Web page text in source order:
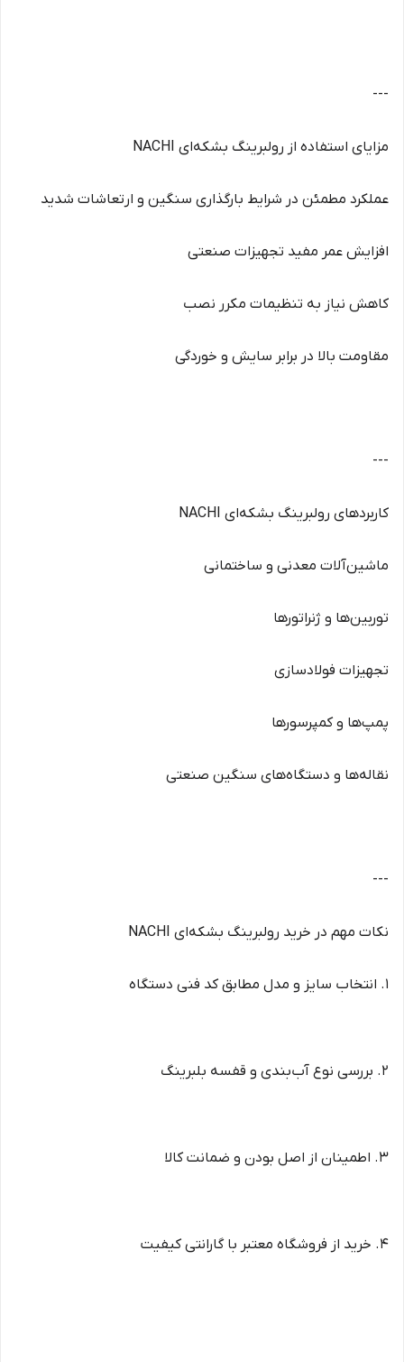
---
مزایای استفاده از رولبرینگ بشکه‌ای NACHI
عملکرد مطمئن در شرایط بارگذاری سنگین و ارتعاشات شدید
افزایش عمر مفید تجهیزات صنعتی
کاهش نیاز به تنظیمات مکرر نصب
مقاومت بالا در برابر سایش و خوردگی
---
کاربردهای رولبرینگ بشکه‌ای NACHI
ماشین‌آلات معدنی و ساختمانی
توربین‌ها و ژنراتورها
تجهیزات فولادسازی
پمپ‌ها و کمپرسورها
نقاله‌ها و دستگاه‌های سنگین صنعتی
---
نکات مهم در خرید رولبرینگ بشکه‌ای NACHI
1. انتخاب سایز و مدل مطابق کد فنی دستگاه
2. بررسی نوع آب‌بندی و قفسه بلبرینگ
3. اطمینان از اصل بودن و ضمانت کالا
4. خرید از فروشگاه معتبر با گارانتی کیفیت